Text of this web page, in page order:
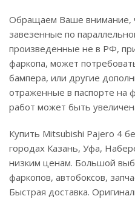
Обращаем Ваше внимание,
завезенные по
произведенные не в РФ,
фаркопа, может
бампера, или другие
отраженные в паспорте на
работ может быть
Купить Mitsubishi Pajero 4
городах Казань, Уфа,
низким ценам. Большой
фаркопов, автобоксов,
Быстрая доставка.